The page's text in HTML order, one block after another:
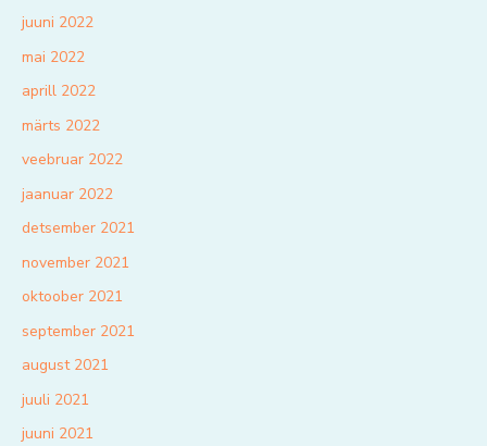
juuni 2022
mai 2022
aprill 2022
märts 2022
veebruar 2022
jaanuar 2022
detsember 2021
november 2021
oktoober 2021
september 2021
august 2021
juuli 2021
juuni 2021